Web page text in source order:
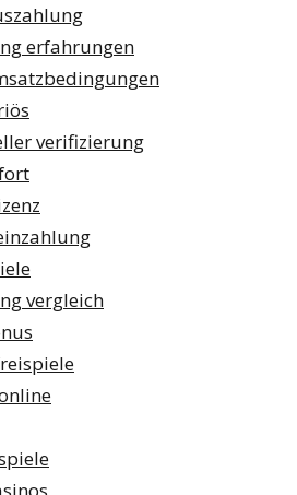
erfahrungen
verifizierung
vergleich